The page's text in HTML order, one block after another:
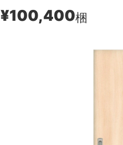
¥100,400梱